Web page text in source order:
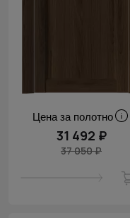
Цена за полотно
31 492 ₽
37 050 ₽